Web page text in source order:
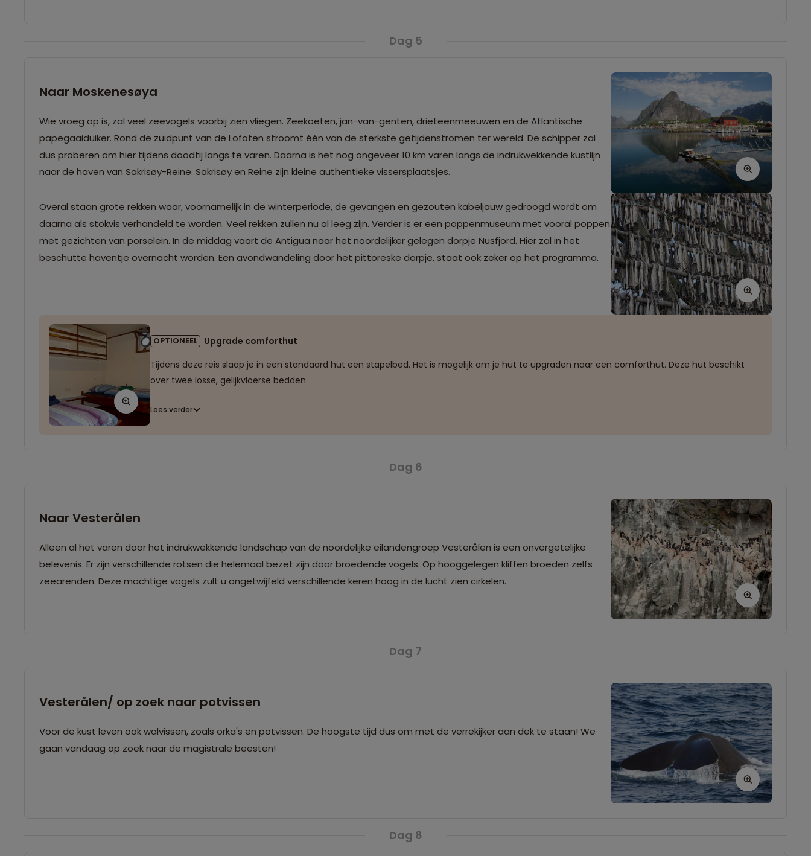
Dag 5
Naar Moskenesøya
Wie vroeg op is, zal veel zeevogels voorbij zien vliegen. Zeekoeten, jan-van-genten, drieteenmeeuwen en de Atlantische
papegaaiduiker. Rond de zuidpunt van de Lofoten stroomt één van de sterkste getijdenstromen ter wereld. De schipper zal
dus proberen om hier tijdens doodtij langs te varen. Daarna is het nog ongeveer 10 km varen langs de indrukwekkende kustlijn
naar de haven van Sakrisøy-Reine. Sakrisøy en Reine zijn kleine authentieke vissersplaatsjes.
Overal staan grote rekken waar, voornamelijk in de winterperiode, de gevangen en gezouten kabeljauw gedroogd wordt om
daarna als stokvis verhandeld te worden. Veel rekken zullen nu al leeg zijn. Verder is er een poppenmuseum met vooral poppen
met gezichten van porselein. In de middag vaart de Antigua naar het noordelijker gelegen dorpje Nusfjord. Hier zal in het
beschutte haventje overnacht worden. Een avondwandeling door het pittoreske dorpje, staat ook zeker op het programma.
OPTIONEEL
Upgrade comforthut
Tijdens deze reis slaap je in een standaard hut een stapelbed. Het is mogelijk om je hut te upgraden naar een comforthut. Deze hut beschikt
over twee losse, gelijkvloerse bedden.
Lees verder
Dag 6
Naar Vesterålen
Alleen al het varen door het indrukwekkende landschap van de noordelijke eilandengroep Vesterålen is een onvergetelijke
belevenis. Er zijn verschillende rotsen die helemaal bezet zijn door broedende vogels. Op hooggelegen kliffen broeden zelfs
zeearenden. Deze machtige vogels zult u ongetwijfeld verschillende keren hoog in de lucht zien cirkelen.
Dag 7
Vesterålen/ op zoek naar potvissen
Voor de kust leven ook walvissen, zoals orka's en potvissen. De hoogste tijd dus om met de verrekijker aan dek te staan! We
gaan vandaag op zoek naar de magistrale beesten!
Dag 8